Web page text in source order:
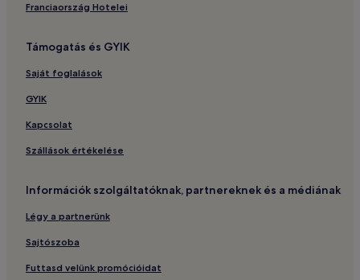
Franciaország Hotelei
Támogatás és GYIK
Saját foglalások
GYIK
Kapcsolat
Szállások értékelése
Információk szolgáltatóknak, partnereknek és a médiának
Légy a partnerünk
Sajtószoba
Futtasd velünk promócióidat